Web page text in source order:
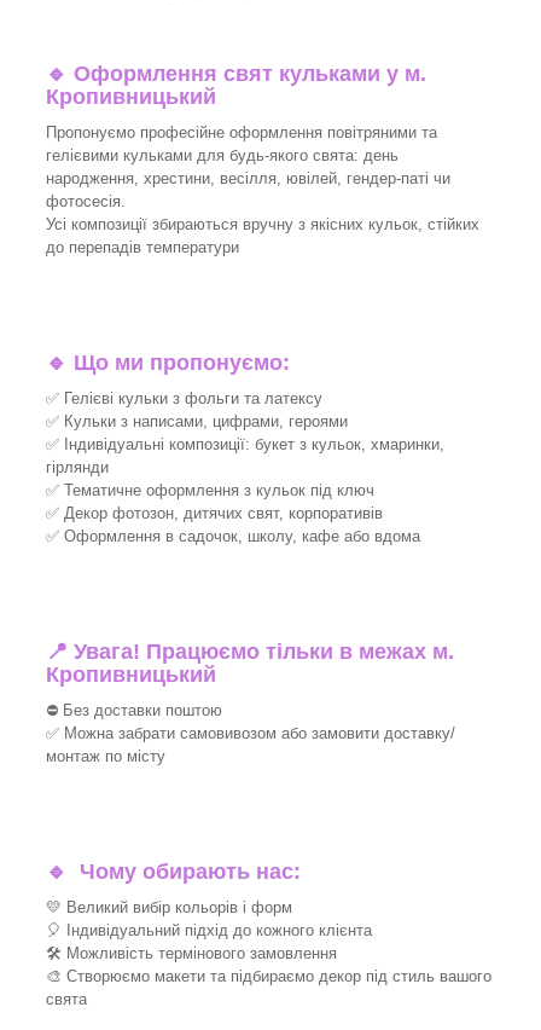
🔹 Оформлення свят кульками у м.
Кропивницький
Пропонуємо професійне оформлення повітряними та
гелієвими кульками для будь-якого свята: день
народження, хрестини, весілля, ювілей, гендер-паті чи
фотосесія.
Усі композиції збираються вручну з якісних кульок, стійких
до перепадів температури
🔹 Що ми пропонуємо:
✅ Гелієві кульки з фольги та латексу
✅ Кульки з написами, цифрами, героями
✅ Індивідуальні композиції: букет з кульок, хмаринки,
гірлянди
✅ Тематичне оформлення з кульок під ключ
✅ Декор фотозон, дитячих свят, корпоративів
✅ Оформлення в садочок, школу, кафе або вдома
📍 Увага! Працюємо тільки в межах м.
Кропивницький
⛔ Без доставки поштою
✅ Можна забрати самовивозом або замовити доставку/
монтаж по місту
🔹 Чому обирають нас:
💛 Великий вибір кольорів і форм
🎈 Індивідуальний підхід до кожного клієнта
🛠 Можливість термінового замовлення
🎨 Створюємо макети та підбираємо декор під стиль вашого
свята